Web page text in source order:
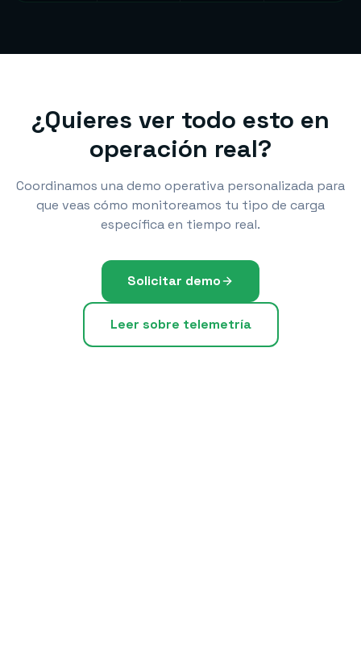
¿Quieres ver todo esto en
operación real?
Coordinamos una demo operativa personalizada para
que veas cómo monitoreamos tu tipo de carga
específica en tiempo real.
Solicitar demo
Leer sobre telemetría